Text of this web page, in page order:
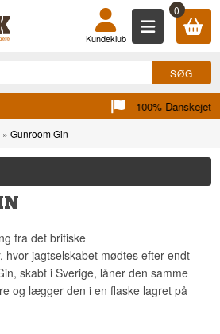
0
Kundeklub
»Gunroom Gin
fra det britiske
hvor jagtselskabet mødtes efter endt
skabt i Sverige, låner den samme
og lægger den i en flaske lagret på